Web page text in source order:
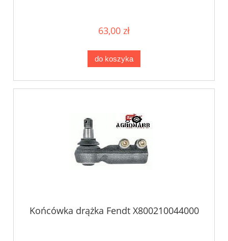
63,00 zł
do koszyka
Końcówka drążka Fendt X800210044000